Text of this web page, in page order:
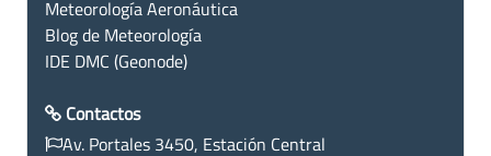
Meteorología Aeronáutica
Blog de Meteorología
IDE DMC (Geonode)
Contactos
Av. Portales 3450, Estación Central